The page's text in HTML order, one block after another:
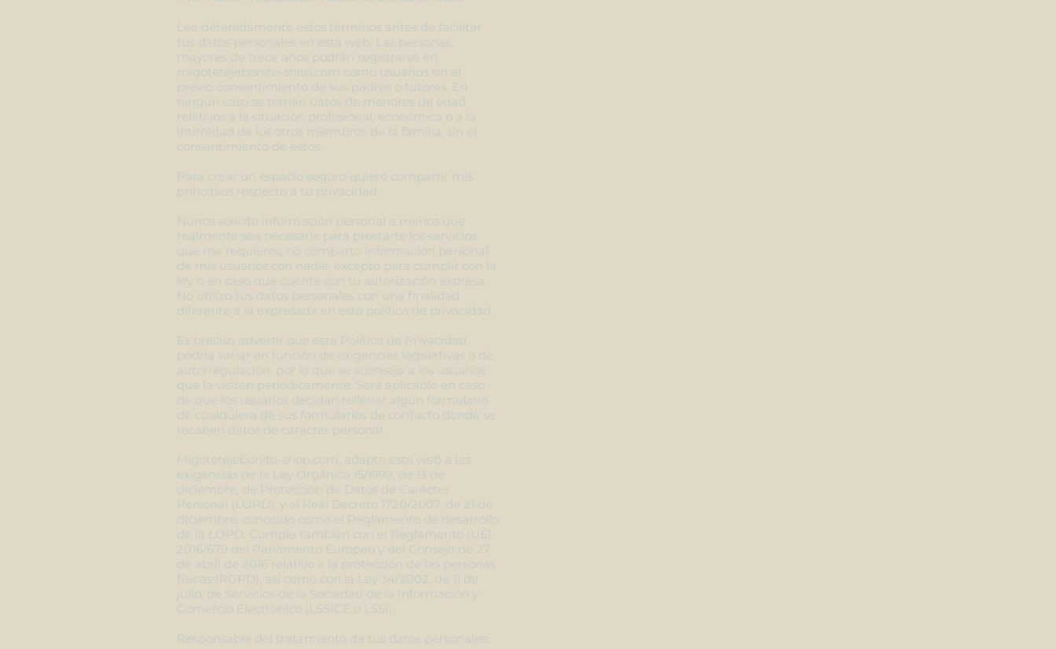
Lee detenidamente estos términos antes de facilitar
tus datos personales en esta web. Las personas
mayores de trece años podrán registrarse en
migotetejebonito-shop.com como usuarios sin el
previo consentimiento de sus padres o tutores. En
ningún caso se toman datos de menores de edad
relativos a la situación profesional, económica o a la
intimidad de los otros miembros de la familia, sin el
consentimiento de éstos.
Para crear un espacio seguro quiero compartir mis
principios respecto a tu privacidad:
Nunca solicito información personal a menos que
realmente sea necesaria para prestarte los servicios
que me requieras, no comparto información personal
de mis usuarios con nadie, excepto para cumplir con la
ley o en caso que cuente con tu autorización expresa.
No utilizo tus datos personales con una finalidad
diferente a la expresada en esta política de privacidad.
Es preciso advertir que esta Política de Privacidad
podría variar en función de exigencias legislativas o de
autorregulación, por lo que se aconseja a los usuarios
que la visiten periódicamente. Será aplicable en caso
de que los usuarios decidan rellenar algún formulario
de cualquiera de sus formularios de contacto donde se
recaben datos de carácter personal.
Migotetejebonito-shop.com, adapto esta web a las
exigencias de la Ley Orgánica 15/1999, de 13 de
diciembre, de Protección de Datos de Carácter
Personal (LOPD), y al Real Decreto 1720/2007, de 21 de
diciembre, conocido como el Reglamento de desarrollo
de la LOPD. Cumple también con el Reglamento (UE)
2016/679 del Parlamento Europeo y del Consejo de 27
de abril de 2016 relativo a la protección de las personas
físicas (RGPD), así como con la Ley 34/2002, de 11 de
julio, de Servicios de la Sociedad de la Información y
Comercio Electrónico (LSSICE o LSSI).
Responsable del tratamiento de tus datos personales: